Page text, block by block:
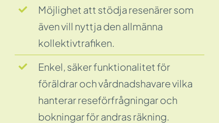
Möjlighet att stödja resenärer som
även vill nyttja den allmänna
kollektivtrafiken.
Enkel, säker funktionalitet för
föräldrar och vårdnadshavare vilka
hanterar reseförfrågningar och
bokningar för andras räkning.